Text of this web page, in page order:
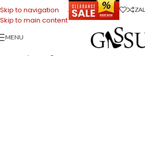
Skip to navigation
Skip to main content
.
MENU
Strona główna Sklep firmowy Gassu>Buty